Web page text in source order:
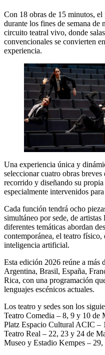
Con 18 obras de 15 minutos,
durante los fines de semana de
circuito teatral vivo, donde
convencionales se convierten
experiencia.
Una experiencia única y
seleccionar cuatro obras
recorrido y diseñando su
especialmente intervenidos
Cada función tendrá ocho
simultáneo por sede, de
diferentes temáticas abordan
contemporánea, el teatro
inteligencia artificial.
Esta edición 2026 reúne a más
Argentina, Brasil, España,
Rica, con una programación
lenguajes escénicos actuales.
Los teatro y sedes son los
Teatro Comedia – 8, 9 y 10 de
Platz Espacio Cultural ACIC –
Teatro Real – 22, 23 y 24 de
Museo y Estadio Kempes –